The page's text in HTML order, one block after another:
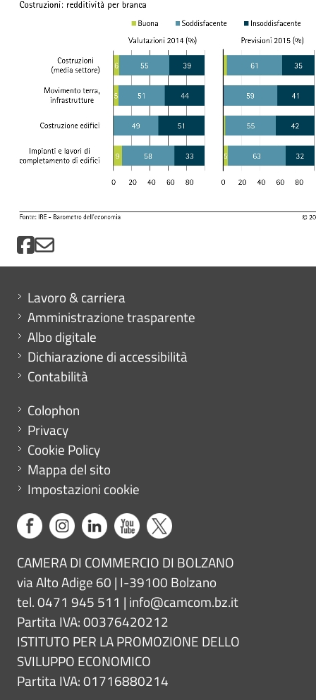
Mini menu di servizio
Lavoro & carriera
Amministrazione trasparente
Albo digitale
Dichiarazione di accessibilità
Contabilità
Menu footer
Colophon
Privacy
Cookie Policy
Mappa del sito
Impostazioni cookie
CAMERA DI COMMERCIO DI BOLZANO
via Alto Adige 60 | I-39100 Bolzano
tel. 0471 945 511 | info@camcom.bz.it
Partita IVA: 00376420212
ISTITUTO PER LA PROMOZIONE DELLO
SVILUPPO ECONOMICO
Partita IVA: 01716880214